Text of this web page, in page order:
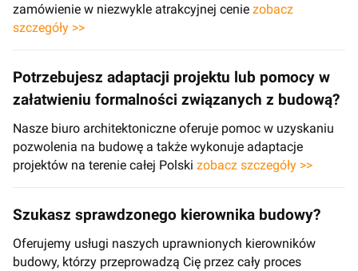
zamówienie w niezwykle atrakcyjnej cenie zobacz
szczegóły >>
Potrzebujesz adaptacji projektu lub pomocy w
załatwieniu formalności związanych z budową?
Nasze biuro architektoniczne oferuje pomoc w uzyskaniu
pozwolenia na budowę a także wykonuje adaptacje
projektów na terenie całej Polski zobacz szczegóły >>
Szukasz sprawdzonego kierownika budowy?
Oferujemy usługi naszych uprawnionych kierowników
budowy, którzy przeprowadzą Cię przez cały proces